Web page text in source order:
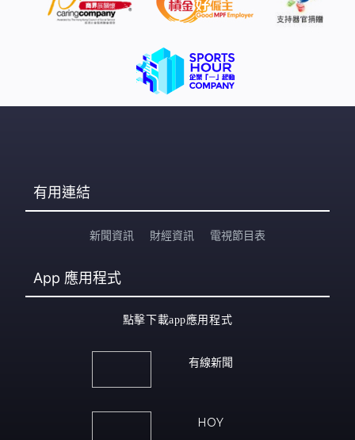
有用連結
新聞資訊 財經資訊 電視節目表
App 應用程式
點擊下載app應用程式
有線新聞
HOY